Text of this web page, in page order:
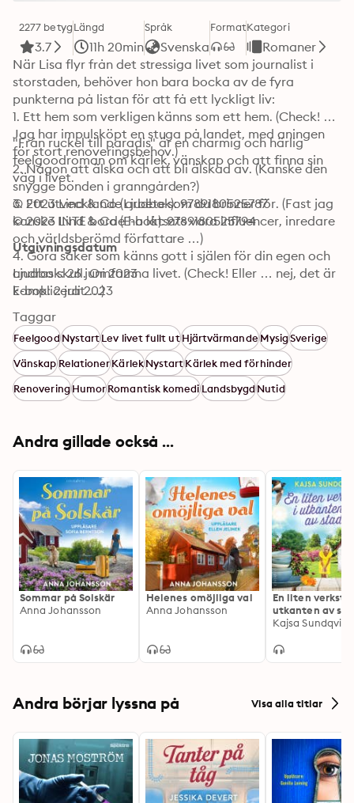
2277 betyg
3.7
Längd
11h 20min
Språk
Svenska
FormatKategori
Romaner
När Lisa flyr från det stressiga livet som journalist i
storstaden, behöver hon bara bocka av de fyra
punkterna på listan för att få ett lyckligt liv:
1. Ett hem som verkligen känns som ett hem. (Check!
Jag har impulsköpt en stuga på landet, med aningen
för stort renoveringsbehov.)
2. Någon att älska och att bli älskad av. (Kanske den
snygge bonden i granngården?)
3. Ett utvecklande arbete som du brinner för. (Fast jag
kanske INTE borde ha låtsats vara influencer, inredare
och världsberömd författare …)
4. Göra saker som känns gott i själen för din egen och
andras skull. Omfamna livet. (Check! Eller … nej, det är
komplicerat …)
"Från ruckel till paradis" är en charmig och härlig
feelgoodroman om kärlek, vänskap och att finna sin
väg i livet.
© 2023 Lind & Co (Ljudbok): 9789180525787
© 2023 Lind & Co (E-bok): 9789180525794
Utgivningsdatum
Ljudbok: 26 juni 2023
E-bok: 2 juli 2023
Taggar
FeelgoodNystartLev livet fullt utHjärtvärmandeMysigSverige
VänskapRelationerKärlekNystartKärlek med förhinder
RenoveringHumorRomantisk komediLandsbygdNutid
Andra gillade också ...
Sommar på Solskär
Anna Johansson
Helenes omöjliga val
Anna Johansson
En liten
utkanten av
Kajsa Sundqvist
Andra börjar lyssna på Visa alla titlar